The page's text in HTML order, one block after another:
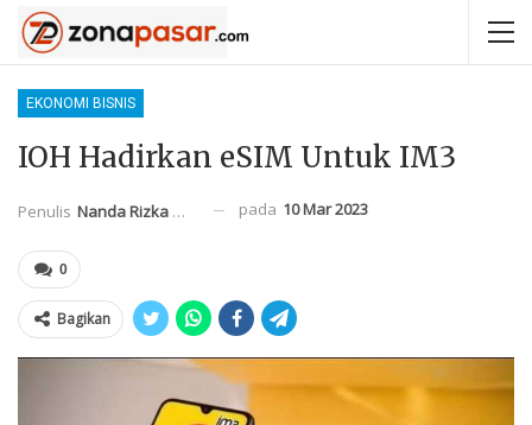
EKONOMI BISNIS
IOH Hadirkan eSIM Untuk IM3
Penulis Nanda Rizka Mahendra pada 10 Mar 2023
0
Bagikan